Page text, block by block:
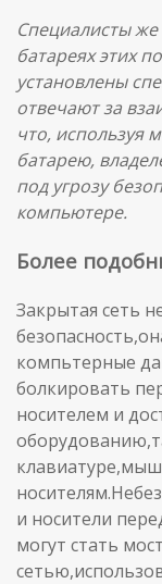
Специалисты
батареях этих
установлены
отвечают за
что, используя
батарею,
под угрозу
компьютере.
Более
Закрытая сеть
компьтерные
болкировать
носителем и
и носители
могут стать